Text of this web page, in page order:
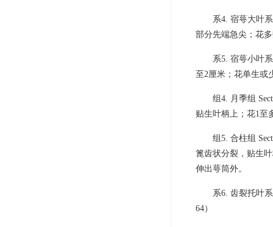
系4. 宿萼大叶
部分先端急尖；花
系5. 宿萼小叶
至2厘米；花单生或
组4. 月季组
贴生叶柄上；花1至
组5. 合柱组
篦齿状分裂，贴生
伸出萼筒外。
系6. 齿裂托叶
64）